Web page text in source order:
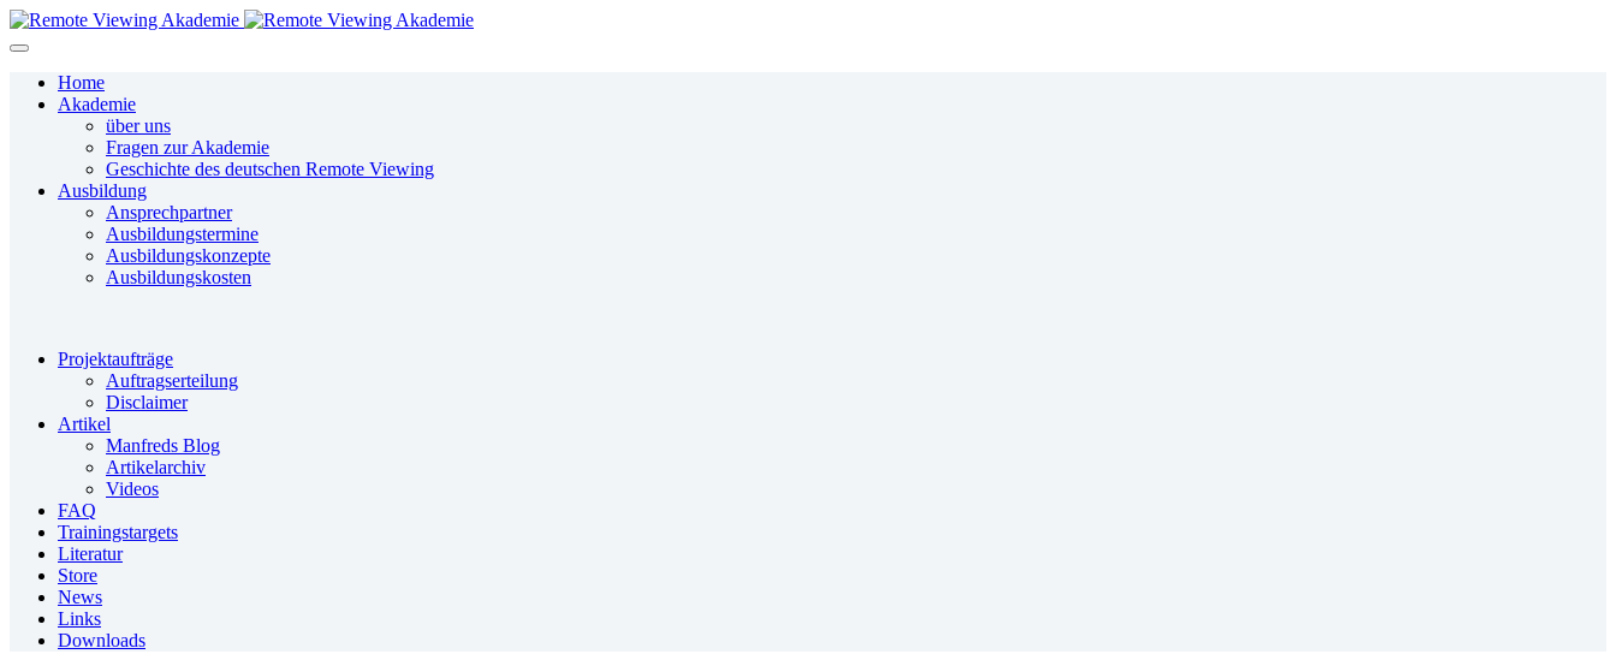
Home
Akademie
über uns
Fragen zur Akademie
Geschichte des deutschen Remote Viewing
Ausbildung
Ansprechpartner
Ausbildungstermine
Ausbildungskonzepte
Ausbildungskosten
Projektaufträge
Auftragserteilung
Disclaimer
Artikel
Manfreds Blog
Artikelarchiv
Videos
FAQ
Trainingstargets
Literatur
Store
News
Links
Downloads